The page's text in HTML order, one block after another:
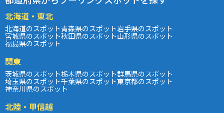
北海道・東北
北海道のスポット青森県のスポット岩手県のスポット
宮城県のスポット秋田県のスポット山形県のスポット
福島県のスポット
関東
茨城県のスポット栃木県のスポット群馬県のスポット
埼玉県のスポット千葉県のスポット東京都のスポット
神奈川県のスポット
北陸・甲信越